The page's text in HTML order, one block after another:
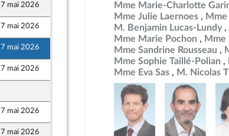
7 mai 2026 29 avril 2026
7 mai 2026 29 avril 2026
7 mai 2026 29 avril 2026
7 mai 2026 29 avril 2026
7 mai 2026
7 mai 2026 29 avril 2026
Mme Marie-Charlotte
Mme Julie Laernoes
M. Benjamin Lucas-Lundy
Mme Marie Pochon
Mme
Mme Sandrine Rousseau
Mme Sophie Taillé-Polian
Mme Eva Sas
M. Nicolas